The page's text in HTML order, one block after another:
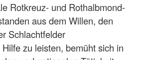
Rotkreuz- und Rothalbmond-
aus dem Willen, den
Schlachtfelder
zu leisten, bemüht sich in